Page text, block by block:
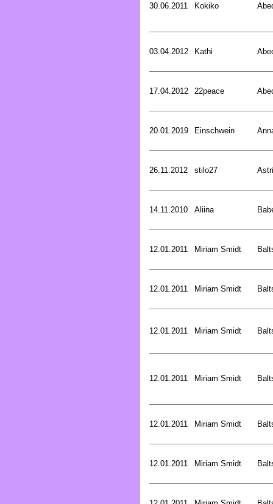
30.06.2011 Kokiko
03.04.2012 Kathi
17.04.2012 22peace
20.01.2019 Einschwein
26.11.2012 stilo27
14.11.2010 Aliina
12.01.2011 Miriam Smidt
12.01.2011 Miriam Smidt
12.01.2011 Miriam Smidt
12.01.2011 Miriam Smidt
12.01.2011 Miriam Smidt
12.01.2011 Miriam Smidt